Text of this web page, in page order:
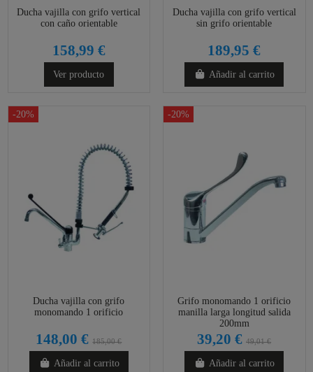
Ducha vajilla con grifo vertical
con caño orientable
158,99 €
Ver producto
Ducha vajilla con grifo vertical
sin grifo orientable
189,95 €
Añadir al carrito
-20%
Ducha vajilla con grifo
monomando 1 orificio
148,00 €185,00 €
Añadir al carrito
-20%
Grifo monomando 1 orificio
manilla larga longitud salida
200mm
39,20 €49,01 €
Añadir al carrito